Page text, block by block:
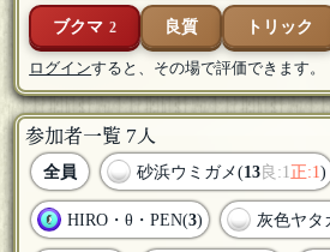
ブクマ 2 良質 トリック
ログインすると、その場で評価できます。
参加者一覧 7人
全員 砂浜ウミガメ(13良:1正:1)
HIRO・θ・PEN(3) 灰色ヤタ